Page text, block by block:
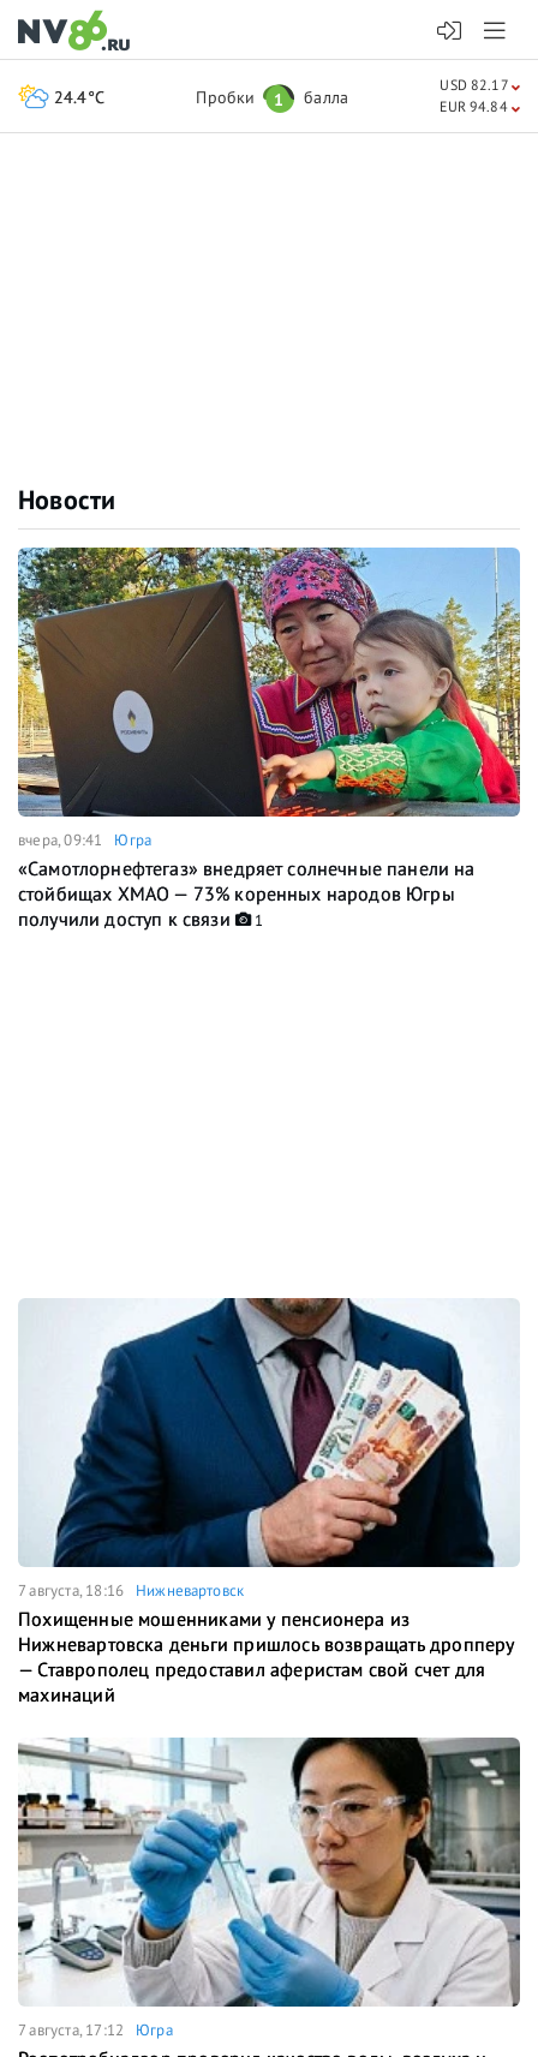
Новости
вчера, 09:41 Югра
«Самотлорнефтегаз» внедряет солнечные панели на
стойбищах ХМАО — 73% коренных народов Югры
получили доступ к связи
1
7 августа, 18:16 Нижневартовск
Похищенные мошенниками у пенсионера из
Нижневартовска деньги пришлось возвращать дропперу
— Ставрополец предоставил аферистам свой счет для
махинаций
7 августа, 17:12 Югра
24.4°C Пробки 1 балла
USD 82.17
EUR 94.84